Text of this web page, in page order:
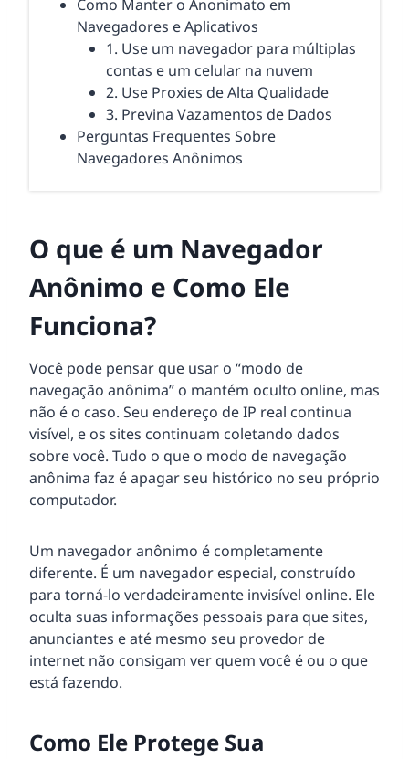
Como Manter o Anonimato em
Navegadores e Aplicativos
1. Use um navegador para múltiplas
contas e um celular na nuvem
2. Use Proxies de Alta Qualidade
3. Previna Vazamentos de Dados
Perguntas Frequentes Sobre
Navegadores Anônimos
O que é um Navegador
Anônimo e Como Ele
Funciona?
Você pode pensar que usar o “modo de
navegação anônima” o mantém oculto online, mas
não é o caso. Seu endereço de IP real continua
visível, e os sites continuam coletando dados
sobre você. Tudo o que o modo de navegação
anônima faz é apagar seu histórico no seu próprio
computador.
Um navegador anônimo é completamente
diferente. É um navegador especial, construído
para torná-lo verdadeiramente invisível online. Ele
oculta suas informações pessoais para que sites,
anunciantes e até mesmo seu provedor de
internet não consigam ver quem você é ou o que
está fazendo.
Como Ele Protege Sua